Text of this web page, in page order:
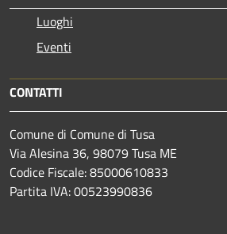
Luoghi
Eventi
CONTATTI
Comune di Comune di Tusa
Via Alesina 36, 98079 Tusa ME
Codice Fiscale: 85000610833
Partita IVA: 00523990836